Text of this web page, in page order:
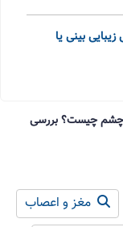
بینی یا
چشم چیست؟ بررسی
مغز و اعصاب